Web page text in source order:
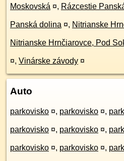
Moskovská ¤, Rázcestie
Panská dolina ¤, Nitrianske
Nitrianske Hrnčiarovce, Pod
¤, Vinárske závody ¤
Auto
parkovisko ¤, parkovisko ¤,
parkovisko ¤, parkovisko ¤,
parkovisko ¤, parkovisko ¤,